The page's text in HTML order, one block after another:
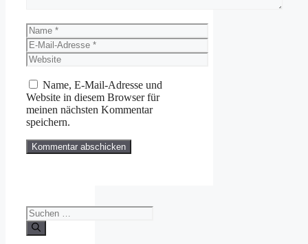
Name
E-
Mail-
Adresse
Website
Name, E-Mail-Adresse und
Website in diesem Browser für
meinen nächsten Kommentar
speichern.
Suchen
nach: